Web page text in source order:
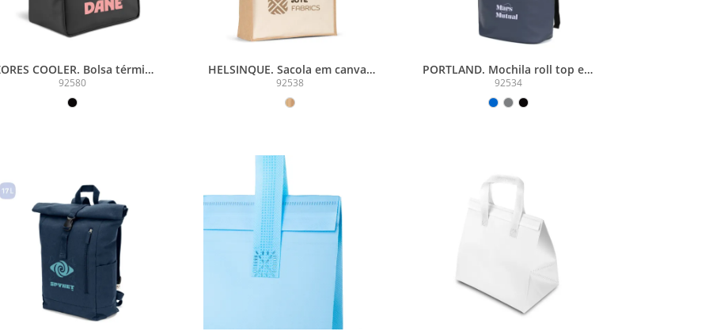
COOLER. Bolsa térmica
em PEVA (7L)
92580
HELSINQUE. Sacola em canvas
(320g/m²), com fundo e laterais
em juta laminada (350 g/m²) de
tons naturais
92538
PORTLAND. Mochila roll top em
PU com bolso para notebook
(16 )
92534